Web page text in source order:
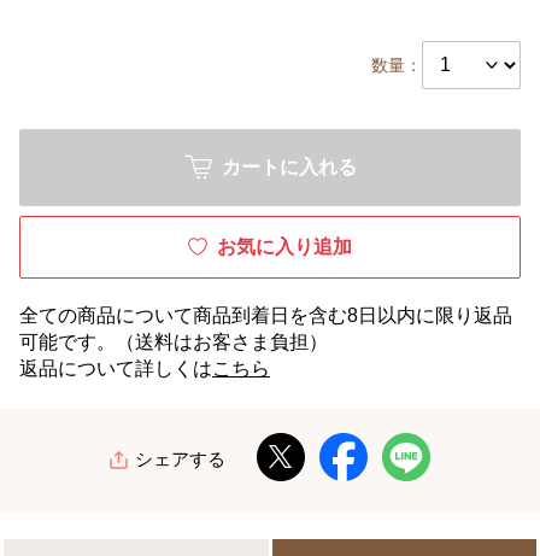
数量：
カートに入れる
お気に入り追加
全ての商品について商品到着日を含む8日以内に限り返品
可能です。（送料はお客さま負担）
返品について詳しくはこちら
シェアする